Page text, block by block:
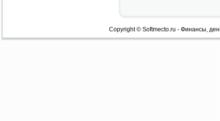
Copyright © Softmecto.ru - Финансы,